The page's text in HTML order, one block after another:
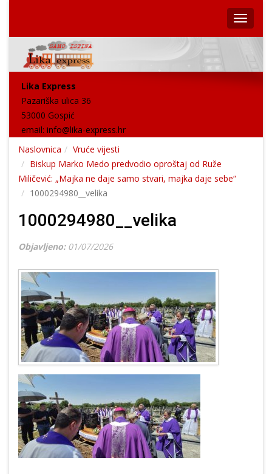
Lika Express
Pazariška ulica 36
53000 Gospić
email: info@lika-express.hr
Naslovnica
Vruće vijesti
Biskup Marko Medo predvodio oproštaj od Ruže
Miličević: „Majka ne daje samo stvari, majka daje sebe“
1000294980__velika
1000294980__velika
Objavljeno: 01/07/2026